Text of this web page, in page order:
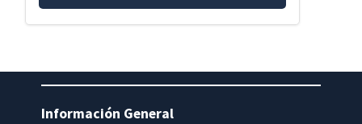
Información General